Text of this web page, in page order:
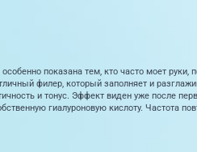
показана тем, кто часто моет руки,
филер, который заполняет и
и тонус. Эффект виден уже после
гиалуроновую кислоту. Частота